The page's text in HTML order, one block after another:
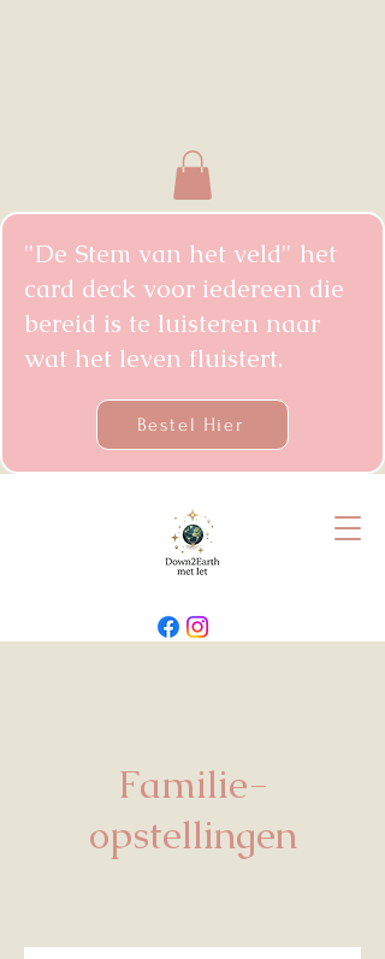
"De Stem van het veld" het
card deck voor iedereen die
bereid is te luisteren naar
wat het leven fluistert.
Bestel Hier
Familie-
opstellingen